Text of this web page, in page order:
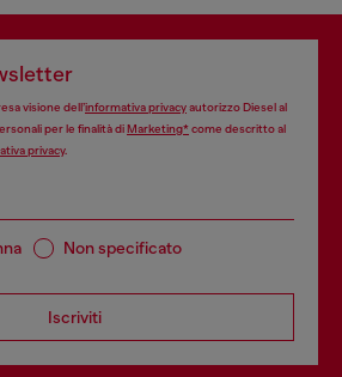
visione dell’informativa privacyautorizzo Diesel al
per le finalità diMarketing*come descritto al
privacy.
Non specificato
Iscriviti